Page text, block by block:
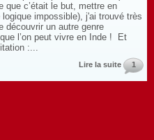
que c’était le but, mettre en
impossible), j'ai trouvé très
découvrir un autre genre
l’on peut vivre en Inde ! Et
:...
Lire la suite 1